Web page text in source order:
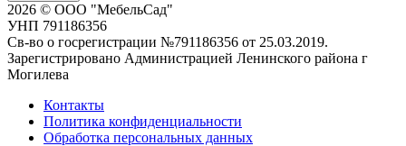
2026 © ООО "МебельСад"
УНП 791186356
Св-во о госрегистрации №791186356 от 25.03.2019.
Зарегистрировано Администрацией Ленинского района г
Могилева
Контакты
Политика конфиденциальности
Обработка персональных данных